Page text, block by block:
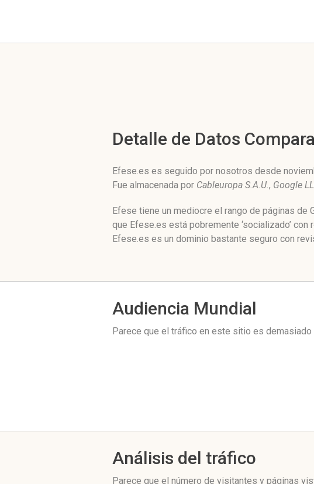
Detalle de Datos
Efese.es es seguido por nosotros desde
Fue almacenada por Cableuropa S.A.U., Google
Efese tiene un mediocre el rango de páginas de
que Efese.es está pobremente ‘socializado’
Efese.es es un dominio bastante seguro con
Audiencia Mundial
Parece que el tráfico en este sitio es
Análisis del tráfico
Parece que el número de visitantes y páginas